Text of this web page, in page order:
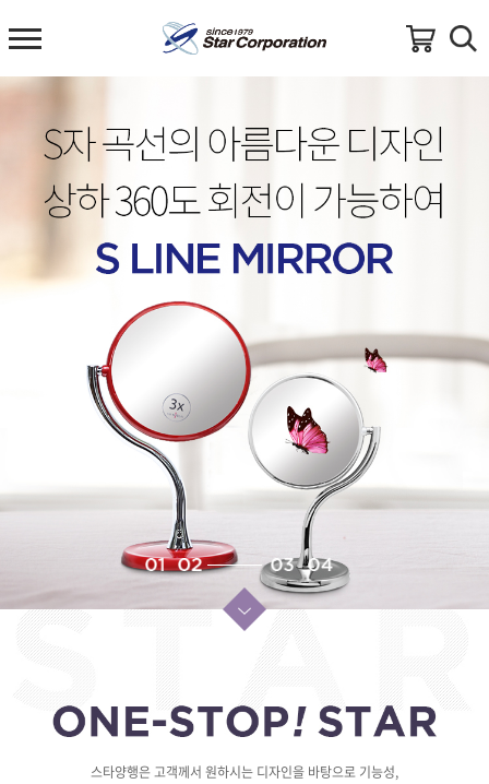
스타양행은 고객께서 원하시는 디자인을 바탕으로 기능성,